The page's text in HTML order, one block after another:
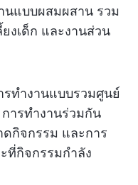
นแบบผสมผสาน รวม
ยงเด็ก และงานส่วน
ทำงานแบบรวมศูนย์
ารทำงานร่วมกัน
กิจกรรม และการ
ที่กิจกรรมกำลัง